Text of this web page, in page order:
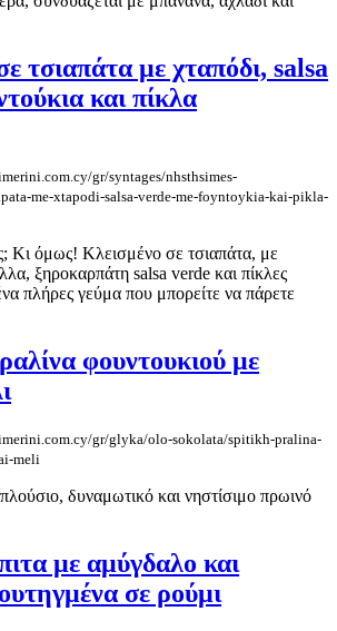
τσιαπάτα με χταπόδι, salsa
και πίκλα
gr/syntages/nhsthsimes-
me-xtapodi-salsa-verde-me-foyntoykia-kai-pikla-
Κι όμως! Κλεισμένο σε τσιαπάτα, με
ξηροκαρπάτη salsa verde και πίκλες
πλήρες γεύμα που μπορείτε να πάρετε
φουντουκιού με
gr/glyka/olo-sokolata/spitikh-pralina-
meli
δυναμωτικό και νηστίσιμο πρωινό
με αμύγδαλο και
σε ρούμι